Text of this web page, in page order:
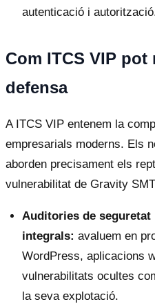
autenticació i
Com ITCS VIP
defensa
A ITCS VIP entenem la
empresarials moderns. Els
aborden precisament els
vulnerabilitat de Gravity
Auditories de
integrals: avaluem en
WordPress, aplicacions
vulnerabilitats ocultes
la seva explotació.